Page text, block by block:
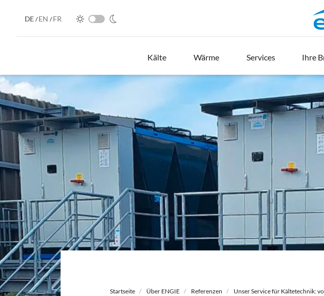
DE /EN /FR
Kälte Wärme Services Ihre
Startseite Über ENGIE Referenzen Unser Service für Kältetechnik: